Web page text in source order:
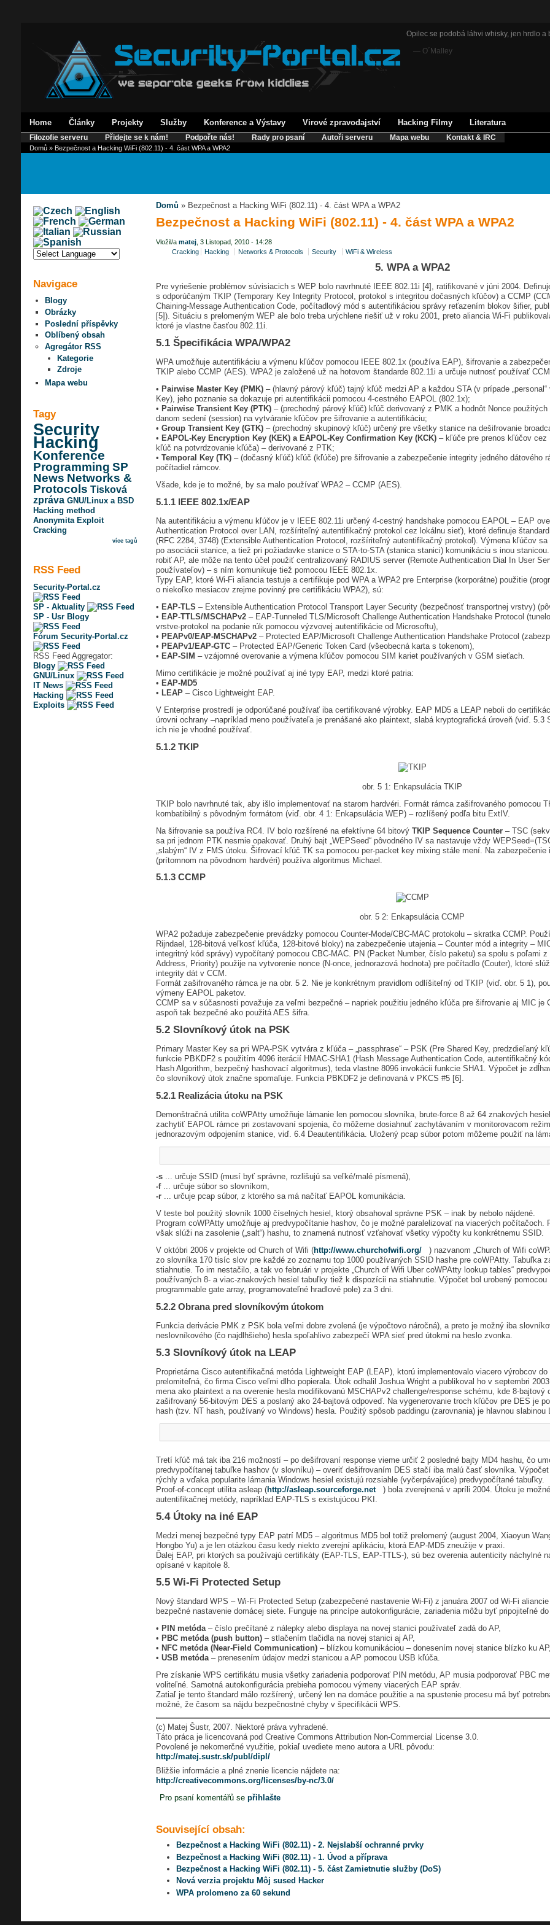
Opilec se podobá láhvi whisky, jen hrdlo a
— O´Malley
Home Články Projekty Služby Konference a Výstavy Virové zpravodajství Hacking Filmy Literatura
Filozofie serveru Přidejte se k nám! Podpořte nás! Rady pro psaní Autoři serveru Mapa webu Kontakt & IRC
Domů» Bezpečnost a Hacking WiFi (802.11) - 4. část WPA a WPA2
Navigace
Blogy
Obrázky
Poslední příspěvky
Oblíbený obsah
Agregátor RSS
Kategorie
Zdroje
Mapa webu
Tagy
Security
Hacking
Konference
Programming SP
News Networks &
Protocols Tisková
zpráva GNU/Linux a BSD
Hacking method
Anonymita Exploit
Cracking
více tagů
RSS Feed
Security-Portal.cz
SP - Aktuality
SP - Usr Blogy
Fórum Security-Portal.cz
RSS Feed Aggregator:
Blogy
GNU/Linux
IT News
Hacking
Exploits
Domů » Bezpečnost a Hacking WiFi (802.11) - 4. část WPA a WPA2
Bezpečnost a Hacking WiFi (802.11) - 4. část WPA a WPA2
Vložil/a matej, 3 Listopad, 2010 - 14:28
Cracking
Hacking Networks & Protocols Security WiFi & Wireless
5. WPA a WPA2
Pre vyriešenie problémov súvisiacich s WEP bolo navrhnuté IEEE 802.11i [4], ratifikované v júni 2004.
s odporúčaným TKIP (Temporary Key Integrity Protocol, protokol s integritou dočasných kľúčov) a CCMP
Chaining-Message Authentication Code, počítadlový mód s autentifikáciou správy reťazením blokov šifier,
[5]). Situáciu s prelomeným WEP ale bolo treba urýchlene riešiť už v roku 2001, preto aliancia Wi-Fi
ktoré je vlastne časťou 802.11i.
5.1 Špecifikácia WPA/WPA2
WPA umožňuje autentifikáciu a výmenu kľúčov pomocou IEEE 802.1x (používa EAP), šifrovanie a
TKIP alebo CCMP (AES). WPA2 je založené už na hotovom štandarde 802.11i a určuje nutnosť používať
• Pairwise Master Key (PMK)– (hlavný párový kľúč) tajný kľúč medzi AP a každou STA (v prípade
Key), jeho poznanie sa dokazuje pri autentifikácii pomocou 4-cestného EAPOL (802.1x);
• Pairwise Transient Key (PTK)– (prechodný párový kľúč) kľúč derivovaný z PMK a hodnôt Nonce
danom sedení (session) na vytváranie kľúčov pre šifrovanie a autentifikáciu;
• Group Transient Key (GTK)– (prechodný skupinový kľúč) určený pre všetky stanice na dešifrovanie
• EAPOL-Key Encryption Key (KEK) a EAPOL-Key Confirmation Key (KCK)– kľúče pre prenos kľúčov cez
kľúč na potvrdzovanie kľúča) – derivované z PTK;
• Temporal Key (TK)– (dočasný kľúč) kľúč (kľúče) pre šifrovanie a zabezpečenie integrity jedného dátového
počítadiel rámcov.
Všade, kde je to možné, by sa malo používať WPA2 – CCMP (AES).
5.1.1 IEEE 802.1x/EAP
Na autentifikáciu a výmenu kľúčov je v IEEE 802.11i určený 4-cestný handshake pomocou EAPOL – EAP
Authentication Protocol over LAN, rozšíriteľný autentifikačný protokol cez lokálnu sieť), ktoré definuje
(RFC 2284, 3748) (Extensible Authentication Protocol, rozšíriteľný autentifikačný protokol). Výmena kľúčov
po asociácii stanice, a tiež pri požiadavke stanice o STA-to-STA (stanica stanici) komunikáciu s inou
robiť AP, ale môže na tento účel použiť centralizovaný RADIUS server (Remote Authentication Dial In User
používateľov) – s ním komunikuje tiež pomocou IEEE 802.1x.
Typy EAP, ktoré Wi-Fi aliancia testuje a certifikuje pod WPA a WPA2 pre Enterprise (korporátne) použitie
o niekoľko mesiacov zrejme povinný pre certifikáciu WPA2), sú:
• EAP-TLS – Extensible Authentication Protocol Transport Layer Security (bezpečnosť transportnej vrstvy)
• EAP-TTLS/MSCHAPv2– EAP-Tunneled TLS/Microsoft Challenge Authentication Handshake Protocol
vrstve-protokol na podanie rúk pomocou výzvovej autentifikácie od Microsoftu),
• PEAPv0/EAP-MSCHAPv2– Protected EAP/Microsoft Challenge Authentication Handshake Protocol
• PEAPv1/EAP-GTC– Protected EAP/Generic Token Card (všeobecná karta s tokenom),
• EAP-SIM – vzájomné overovanie a výmena kľúčov pomocou SIM kariet používaných v GSM sieťach.
Mimo certifikácie je možné používať aj iné typy EAP, medzi ktoré patria:
• EAP-MD5
• LEAP– Cisco Lightweight EAP.
V Enterprise prostredí je odporúčané používať iba certifikované výrobky. EAP MD5 a LEAP neboli do
úrovni ochrany –napríklad meno používateľa je prenášané ako plaintext, slabá kryptografická úroveň (viď. 5.3
ich nie je vhodné používať.
5.1.2 TKIP
obr. 5 1: Enkapsulácia TKIP
TKIP bolo navrhnuté tak, aby išlo implementovať na starom hardvéri. Formát rámca zašifrovaného pomocou
kombatibilný s pôvodným formátom (viď. obr. 4 1: Enkapsulácia WEP) – rozlíšený podľa bitu ExtIV.
Na šifrovanie sa používa RC4. IV bolo rozšírené na efektívne 64 bitový TKIP Sequence Counter– TSC
sa pri jednom PTK nesmie opakovať. Druhý bajt „WEPSeed“ pôvodného IV sa nastavuje vždy
„slabým“ IV z FMS útoku. Šifrovací kľúč TK sa pomocou per-packet key mixing stále mení. Na
(prítomnom na pôvodnom hardvéri) používa algoritmus Michael.
5.1.3 CCMP
obr. 5 2: Enkapsulácia CCMP
WPA2 požaduje zabezpečenie prevádzky pomocou Counter-Mode/CBC-MAC protokolu – skratka CCMP.
Rijndael, 128-bitová veľkosť kľúča, 128-bitové bloky) na zabezpečenie utajenia – Counter mód a integrity –
integritný kód správy) vypočítaný pomocou CBC-MAC. PN (Packet Number, číslo paketu) sa spolu s poľami
Address, Priority) použije na vytvorenie nonce (N-once, jednorazová hodnota) pre počítadlo (Couter), ktoré
integrity dát v CCM.
Formát zašifrovaného rámca je na obr. 5 2. Nie je konkrétnym pravidlom odlíšiteľný od TKIP (viď. obr. 5 1),
výmeny EAPOL paketov.
CCMP sa v súčasnosti považuje za veľmi bezpečné – napriek použitiu jedného kľúča pre šifrovanie aj MIC je
aspoň tak bezpečné ako použitá AES šifra.
5.2 Slovníkový útok na PSK
Primary Master Key sa pri WPA-PSK vytvára z kľúča – „passphrase“ – PSK (Pre Shared Key, predzdieľaný
funkcie PBKDF2 s použitím 4096 iterácií HMAC-SHA1 (Hash Message Authentication Code, autentifikačný
Hash Algorithm, bezpečný hashovací algoritmus), teda vlastne 8096 invokácii funkcie SHA1. Výpočet je
čo slovníkový útok značne spomaľuje. Funkcia PBKDF2 je definovaná v PKCS #5 [6].
5.2.1 Realizácia útoku na PSK
Demonštračná utilita coWPAtty umožňuje lámanie len pomocou slovníka, brute-force 8 až 64 znakových
zachytiť EAPOL rámce pri zostavovaní spojenia, čo môžeme dosiahnuť zachytávaním v monitorovacom
jednorazovým odpojením stanice, viď. 6.4 Deautentifikácia. Uložený pcap súbor potom môžeme použiť na
-s... určuje SSID (musí byť správne, rozlišujú sa veľké/malé písmená),
-f... určuje súbor so slovníkom,
-r... určuje pcap súbor, z ktorého sa má načítať EAPOL komunikácia.
V teste bol použitý slovník 1000 číselných hesiel, ktorý obsahoval správne PSK – inak by nebolo nájdené.
Program coWPAtty umožňuje aj predvypočítanie hashov, čo je možné paralelizovať na viacerých
však slúži na zasolenie („salt“) hashu, to znamená nutnosť vzťahovať všetky výpočty ku konkrétnemu SSID.
V októbri 2006 v projekte od Church of Wifi (http://www.churchofwifi.org/
) nazvanom „Church of Wifi
zo slovníka 170 tisíc slov pre každé zo zoznamu top 1000 používaných SSID hashe pre coWPAtty. Tabuľka
stiahnutie. To im nestačilo, a tak vo februári v projekte „Church of Wifi Uber coWPAtty lookup tables“
používaných 8- a viac-znakových hesiel tabuľky tiež k dispozícii na stiahnutie. Výpočet bol urobený pomocou
programmable gate array, programovateľné hradlové pole) za 3 dni.
5.2.2 Obrana pred slovníkovým útokom
Funkcia derivácie PMK z PSK bola veľmi dobre zvolená (je výpočtovo náročná), a preto je možný iba
neslovníkového (čo najdlhšieho) hesla spoľahlivo zabezpečí WPA sieť pred útokmi na heslo zvonka.
5.3 Slovníkový útok na LEAP
Proprietárna Cisco autentifikačná metóda Lightweight EAP (LEAP), ktorú implementovalo viacero výrobcov
prelomiteľná, čo firma Cisco veľmi dlho popierala. Útok odhalil Joshua Wright a publikoval ho v septembri
mena ako plaintext a na overenie hesla modifikovanú MSCHAPv2 challenge/response schému, kde 8-
zašifrovaný 56-bitovým DES a poslaný ako 24-bajtová odpoveď. Na vygenerovanie troch kľúčov pre DES je
hash (tzv. NT hash, používaný vo Windows) hesla. Použitý spôsob paddingu (zarovnania) je hlavnou slabinou
Tretí kľúč má tak iba 216 možností – po dešifrovaní response vieme určiť 2 posledné bajty MD4 hashu, čo
predvypočítanej tabuľke hashov (v slovníku) – overiť dešifrovaním DES stačí iba malú časť slovníka.
rýchly a vďaka popularite lámania Windows hesiel existujú rozsiahle (vyčerpávajúce) predvypočítané tabuľky.
Proof-of-concept utilita asleap (http://asleap.sourceforge.net
) bola zverejnená v apríli 2004. Útoku je
autentifikačnej metódy, napríklad EAP-TLS s existujúcou PKI.
5.4 Útoky na iné EAP
Medzi menej bezpečné typy EAP patrí MD5 – algoritmus MD5 bol totiž prelomený (august 2004, Xiaoyun
Hongbo Yu) a je len otázkou času kedy niekto zverejní aplikáciu, ktorá EAP-MD5 zneužije v praxi.
Ďalej EAP, pri ktorých sa používajú certifikáty (EAP-TLS, EAP-TTLS-), sú bez overenia autenticity náchylné
opísané v kapitole 8.
5.5 Wi-Fi Protected Setup
Nový štandard WPS – Wi-Fi Protected Setup (zabezpečené nastavenie Wi-Fi) z januára 2007 od Wi-Fi
bezpečné nastavenie domácej siete. Funguje na princípe autokonfigurácie, zariadenia môžu byť pripojiteľné
• PIN metóda– číslo prečítané z nálepky alebo displaya na novej stanici používateľ zadá do AP,
• PBC metóda (push button)– stlačením tlačidla na novej stanici aj AP,
• NFC metóda (Near-Field Communication)– blízkou komunikáciou – donesením novej stanice blízko ku
• USB metóda– prenesením údajov medzi stanicou a AP pomocou USB kľúča.
Pre získanie WPS certifikátu musia všetky zariadenia podporovať PIN metódu, AP musia podporovať PBC
voliteľné. Samotná autokonfigurácia prebieha pomocou výmeny viacerých EAP správ.
Zatiaľ je tento štandard málo rozšírený, určený len na domáce použitie a na spustenie procesu má byť
možné, že časom sa nájdu bezpečnostné chyby v špecifikácii WPS.
(c) Matej Šustr, 2007. Niektoré práva vyhradené.
Táto práca je licencovaná pod Creative Commons Attribution Non-Commercial License 3.0.
Povolené je nekomerčné využitie, pokiaľ uvediete meno autora a URL pôvodu:
http://matej.sustr.sk/publ/dipl/
Bližšie informácie a plné znenie licencie nájdete na:
http://creativecommons.org/licenses/by-nc/3.0/
Pro psaní komentářů sepřihlašte
Související obsah:
Bezpečnost a Hacking WiFi (802.11) - 2. Nejslabší ochranné prvky
Bezpečnost a Hacking WiFi (802.11) - 1. Úvod a příprava
Bezpečnost a Hacking WiFi (802.11) - 5. část Zamietnutie služby (DoS)
Nová verzia projektu Môj sused Hacker
WPA prolomeno za 60 sekund